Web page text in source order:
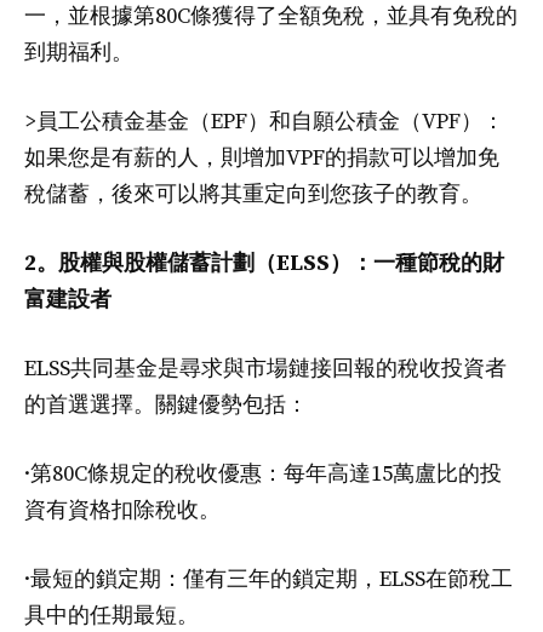
一，並根據第80C條獲得了全額免稅，並具有免稅的
到期福利。
>員工公積金基金（EPF）和自願公積金（VPF）：
如果您是有薪的人，則增加VPF的捐款可以增加免
稅儲蓄，後來可以將其重定向到您孩子的教育。
2。股權與股權儲蓄計劃（ELSS）：一種節稅的財
富建設者
ELSS共同基金是尋求與市場鏈接回報的稅收投資者
的首選選擇。關鍵優勢包括：
·第80C條規定的稅收優惠：每年高達15萬盧比的投
資有資格扣除稅收。
·最短的鎖定期：僅有三年的鎖定期，ELSS在節稅工
具中的任期最短。